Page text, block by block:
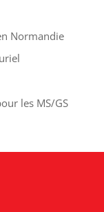
Normandie
les MS/GS